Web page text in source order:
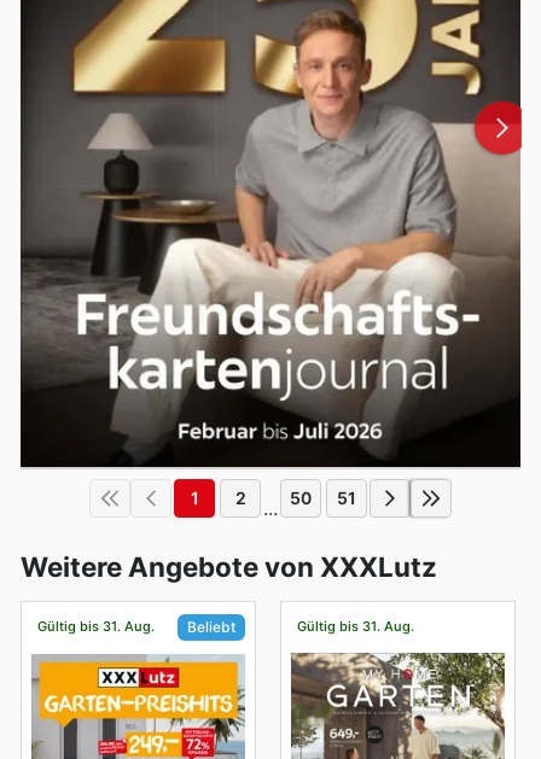
1 2 ... 50 51
Weitere Angebote von XXXLutz
Gültig bis 31. Aug. Beliebt Gültig bis 31. Aug.